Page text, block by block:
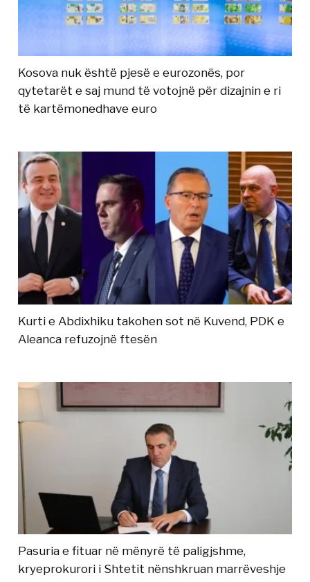
Kosova nuk është pjesë e eurozonës, por
qytetarët e saj mund të votojnë për dizajnin e ri
të kartëmonedhave euro
Kurti e Abdixhiku takohen sot në Kuvend, PDK e
Aleanca refuzojnë ftesën
Pasuria e fituar në mënyrë të paligjshme,
kryeprokurori i Shtetit nënshkruan marrëveshje